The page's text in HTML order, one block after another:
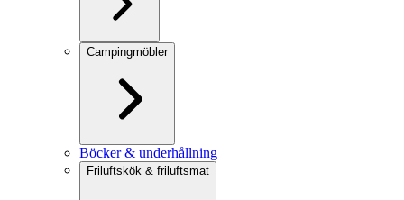
Campingmöbler
Böcker & underhållning
Friluftskök & friluftsmat